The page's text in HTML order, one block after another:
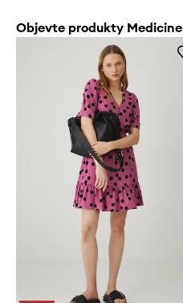
Objevte produkty Medicine